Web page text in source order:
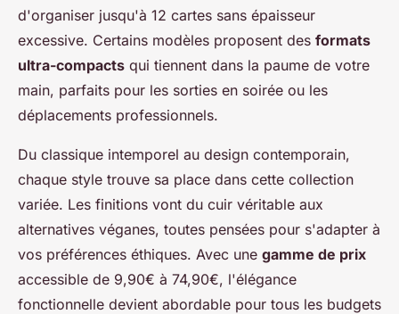
d'organiser jusqu'à 12 cartes sans épaisseur
excessive. Certains modèles proposent des formats
ultra-compacts qui tiennent dans la paume de votre
main, parfaits pour les sorties en soirée ou les
déplacements professionnels.
Du classique intemporel au design contemporain,
chaque style trouve sa place dans cette collection
variée. Les finitions vont du cuir véritable aux
alternatives véganes, toutes pensées pour s'adapter à
vos préférences éthiques. Avec une gamme de prix
accessible de 9,90€ à 74,90€, l'élégance
fonctionnelle devient abordable pour tous les budgets